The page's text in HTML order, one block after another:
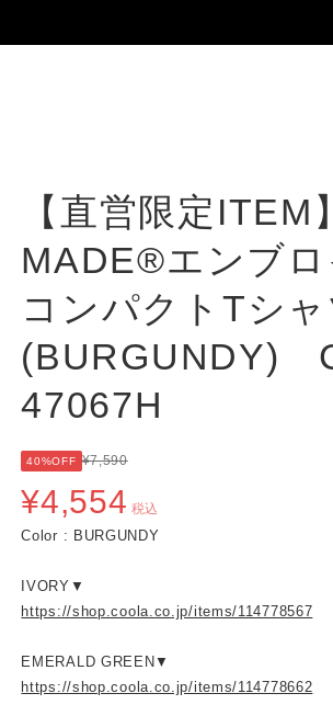
【直営限定ITEM
MADE®エンブロ
コンパクトTシャ
(BURGUNDY)
47067H
40%OFF ¥7,590
¥4,554 税込
Color : BURGUNDY
IVORY▼
https://shop.coola.co.jp/items/114778567
EMERALD GREEN▼
https://shop.coola.co.jp/items/114778662